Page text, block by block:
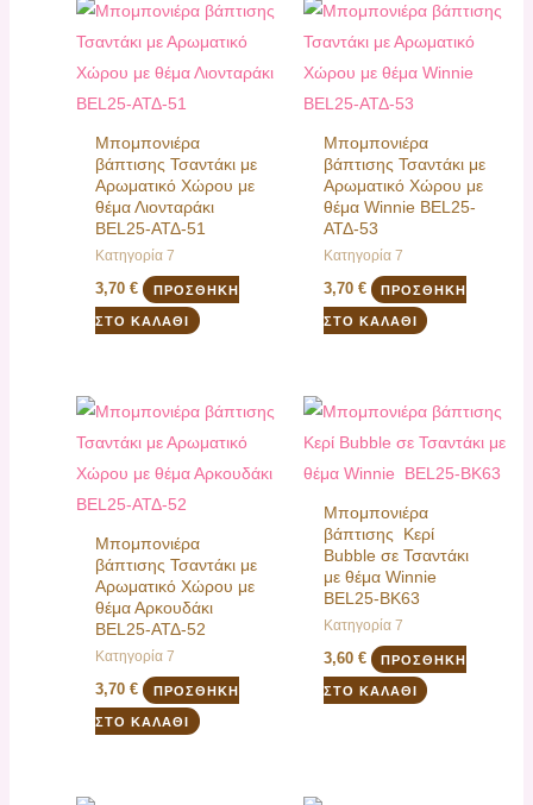
Μπομπονιέρα
βάπτισης Τσαντάκι με
Αρωματικό Χώρου με
θέμα Λιονταράκι
BEL25-ΑΤΔ-51
Κατηγορία 7
3,70€ ΠΡΟΣΘΉΚΗ
ΣΤΟ ΚΑΛΆΘΙ
Μπομπονιέρα
βάπτισης Τσαντάκι με
Αρωματικό Χώρου με
θέμα Winnie BEL25-
ΑΤΔ-53
Κατηγορία 7
3,70 € ΠΡΟΣΘΉΚΗ
ΣΤΟ ΚΑΛΆΘΙ
Μπομπονιέρα
βάπτισης Τσαντάκι με
Αρωματικό Χώρου με
θέμα Αρκουδάκι
BEL25-ΑΤΔ-52
Κατηγορία 7
3,70€ ΠΡΟΣΘΉΚΗ
ΣΤΟ ΚΑΛΆΘΙ
Μπομπονιέρα
βάπτισης Κερί
Bubble σε Τσαντάκι
με θέμα Winnie
BEL25-BK63
Κατηγορία 7
3,60 € ΠΡΟΣΘΉΚΗ
ΣΤΟ ΚΑΛΆΘΙ